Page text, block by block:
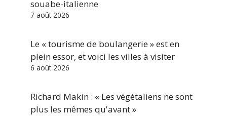
souabe-italienne
7 août 2026
Le « tourisme de boulangerie » est en
plein essor, et voici les villes à visiter
6 août 2026
Richard Makin : « Les végétaliens ne sont
plus les mêmes qu'avant »